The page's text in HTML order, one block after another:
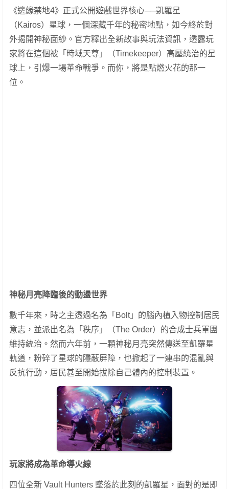
《邊緣禁地4》正式公開遊戲世界核心──凱羅星
（Kairos）星球，一個深藏千年的秘密地點，如今終於對
外揭開神秘面紗。官方釋出全新故事與玩法資訊，透露玩
家將在這個被「時域天尊」（Timekeeper）高壓統治的星
球上，引爆一場革命戰爭。而你，將是點燃火花的那一
位。
神秘月亮降臨後的動盪世界
數千年來，時之主透過名為「Bolt」的腦內植入物控制居民
意志，並派出名為「秩序」（The Order）的合成士兵軍團
維持統治。然而六年前，一顆神秘月亮突然傳送至凱羅星
軌道，粉碎了星球的隱蔽屏障，也掀起了一連串的混亂與
反抗行動，居民甚至開始拔除自己體內的控制裝置。
玩家將成為革命導火線
四位全新 Vault Hunters 墜落於此刻的凱羅星，面對的是即